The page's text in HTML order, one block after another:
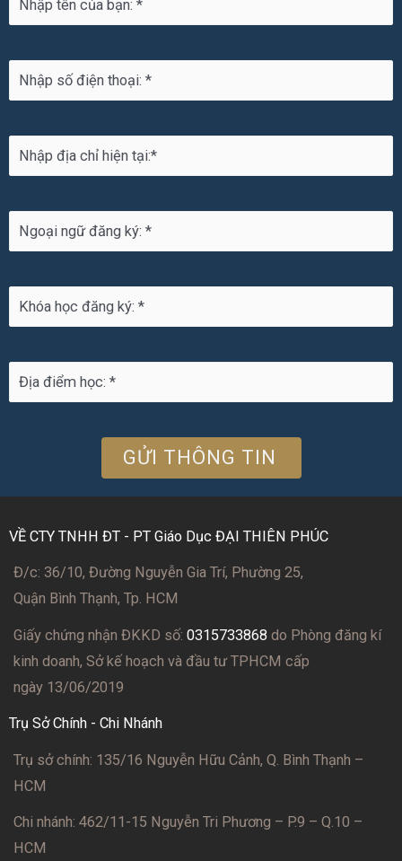
VỀ CTY TNHH ĐT - PT Giáo Dục ĐẠI THIÊN PHÚC
Đ/c: 36/10, Đường Nguyễn Gia Trí, Phường 25,
Quận Bình Thạnh, Tp. HCM
Giấy chứng nhận ĐKKD số: 0315733868 do Phòng đăng kí
kinh doanh, Sở kế hoạch và đầu tư TPHCM cấp
ngày 13/06/2019
Trụ Sở Chính - Chi Nhánh
Trụ sở chính: 135/16 Nguyễn Hữu Cảnh, Q. Bình Thạnh –
HCM
Chi nhánh: 462/11-15 Nguyễn Tri Phương – P.9 – Q.10 –
HCM